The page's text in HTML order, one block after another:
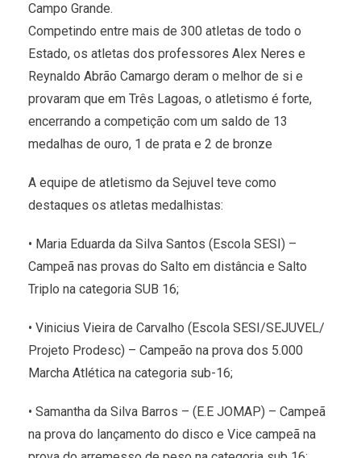
Campo Grande.
Competindo entre mais de 300 atletas de todo o
Estado, os atletas dos professores Alex Neres e
Reynaldo Abrão Camargo deram o melhor de si e
provaram que em Três Lagoas, o atletismo é forte,
encerrando a competição com um saldo de 13
medalhas de ouro, 1 de prata e 2 de bronze
A equipe de atletismo da Sejuvel teve como
destaques os atletas medalhistas:
• Maria Eduarda da Silva Santos (Escola SESI) –
Campeã nas provas do Salto em distância e Salto
Triplo na categoria SUB 16;
• Vinicius Vieira de Carvalho (Escola SESI/SEJUVEL/
Projeto Prodesc) – Campeão na prova dos 5.000
Marcha Atlética na categoria sub-16;
• Samantha da Silva Barros – (E.E JOMAP) – Campeã
na prova do lançamento do disco e Vice campeã na